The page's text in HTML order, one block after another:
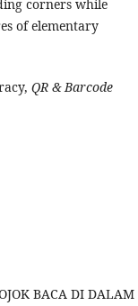
corners while
of elementary
QR & Barcode
BACA DI DALAM